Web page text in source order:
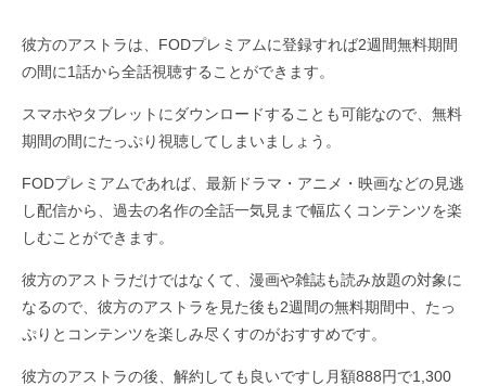
彼方のアストラは、FODプレミアムに登録すれば2週間無料期間
の間に1話から全話視聴することができます。
スマホやタブレットにダウンロードすることも可能なので、無料
期間の間にたっぷり視聴してしまいましょう。
FODプレミアムであれば、最新ドラマ・アニメ・映画などの見逃
し配信から、過去の名作の全話一気見まで幅広くコンテンツを楽
しむことができます。
彼方のアストラだけではなくて、漫画や雑誌も読み放題の対象に
なるので、彼方のアストラを見た後も2週間の無料期間中、たっ
ぷりとコンテンツを楽しみ尽くすのがおすすめです。
彼方のアストラの後、解約しても良いですし月額888円で1,300